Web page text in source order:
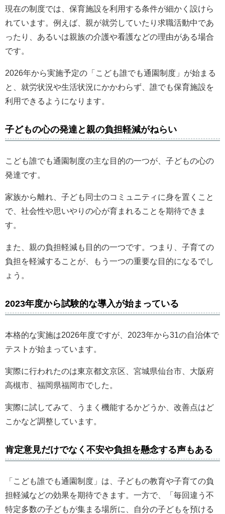
現在の制度では、保育施設を利用する条件が細かく設けら
れています。例えば、親が就労していたり求職活動中であ
ったり、あるいは親族の介護や看護などの理由がある場合
です。
2026年から実施予定の「こども誰でも通園制度」が始まる
と、就労状況や生活状況にかかわらず、誰でも保育施設を
利用できるようになります。
子どもの心の発達と親の負担軽減がねらい
こども誰でも通園制度の主な目的の一つが、子どもの心の
発達です。
家族から離れ、子ども同士のコミュニティに身を置くこと
で、社会性や思いやりの心が育まれることを期待できま
す。
また、親の負担軽減も目的の一つです。つまり、子育ての
負担を軽減することが、もう一つの重要な目的になるでし
ょう。
2023年度から試験的な導入が始まっている
本格的な実施は2026年度ですが、2023年から31の自治体で
テストが始まっています。
実際に行われたのは東京都文京区、宮城県仙台市、大阪府
高槻市、福岡県福岡市でした。
実際に試してみて、うまく機能するかどうか、改善点はど
こかなど調整しています。
肯定意見だけでなく不安や負担を懸念する声もある
「こども誰でも通園制度」は、子どもの教育や子育ての負
担軽減などの効果を期待できます。一方で、「毎回違う不
特定多数の子どもが集まる場所に、自分の子どもを預ける